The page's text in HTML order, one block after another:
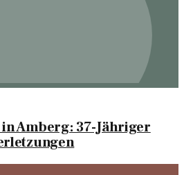
Amberg: 37-Jähriger